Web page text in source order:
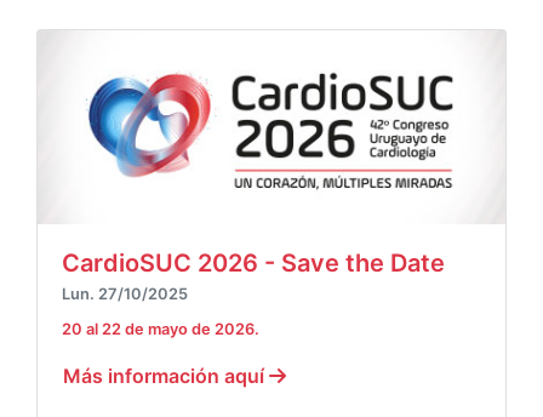
CardioSUC 2026 - Save the Date
Lun. 27/10/2025
20 al 22 de mayo de 2026.
Más información aquí